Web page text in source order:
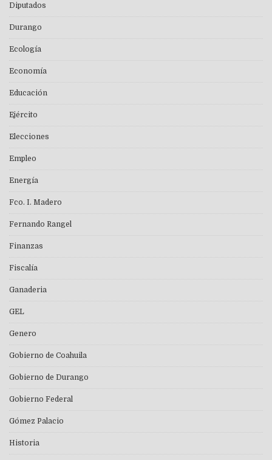
Diputados
Durango
Ecología
Economía
Educación
Ejército
Elecciones
Empleo
Energía
Fco. I. Madero
Fernando Rangel
Finanzas
Fiscalía
Ganaderia
GEL
Genero
Gobierno de Coahuila
Gobierno de Durango
Gobierno Federal
Gómez Palacio
Historia